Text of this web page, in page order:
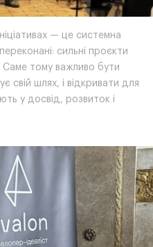
— це системна
сильні проєкти
тому важливо бути
свій шлях, і відкривати для
у досвід, розвиток і